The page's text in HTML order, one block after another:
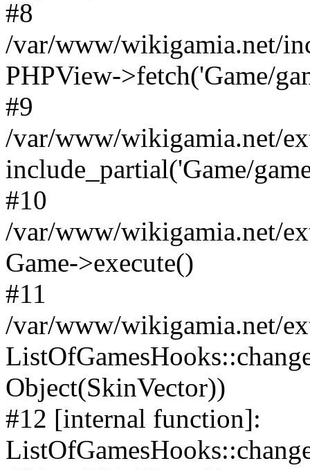
#8
/var/www/wikigamia.net/
PHPView->fetch('Game/
#9
/var/www/wikigamia.net/
include_partial('Game/
#10
/var/www/wikigamia.net/
Game->execute()
#11
/var/www/wikigamia.net/
Object(SkinVector))
#12 [internal function]: